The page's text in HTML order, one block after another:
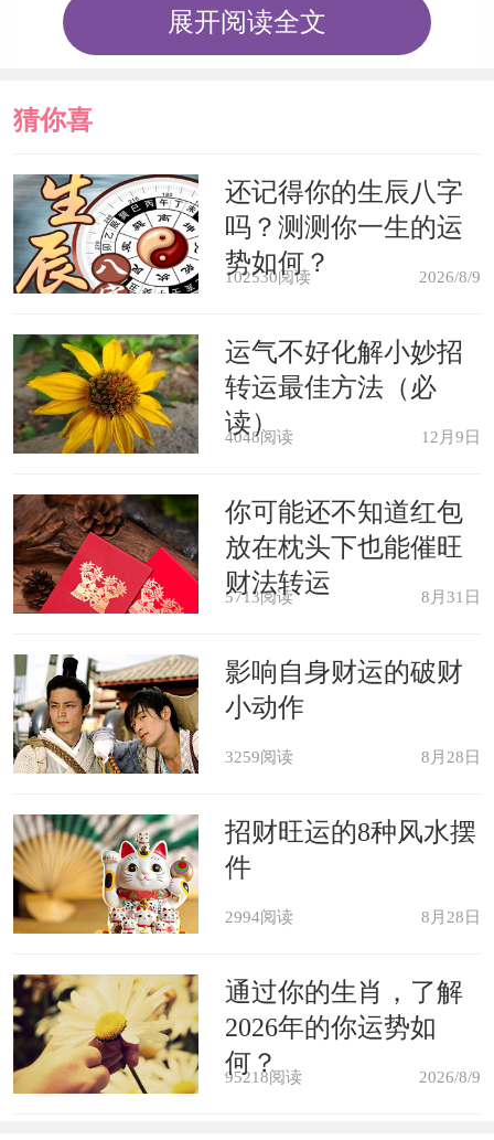
减少。
梦见购买三脚凳，会做对自己有利
的工作。
临。
展开阅读全文
猜你喜
欢
还记得你的生辰八字
吗？测测你一生的运
势如何？
102530阅读 2026/8/9
运气不好化解小妙招
转运最佳方法（必
读）
4048阅读 12月9日
你可能还不知道红包
放在枕头下也能催旺
财法转运
5713阅读 8月31日
影响自身财运的破财
小动作
3259阅读 8月28日
招财旺运的8种风水摆
件
2994阅读 8月28日
通过你的生肖，了解
2026年的你运势如
何？
95218阅读 2026/8/9